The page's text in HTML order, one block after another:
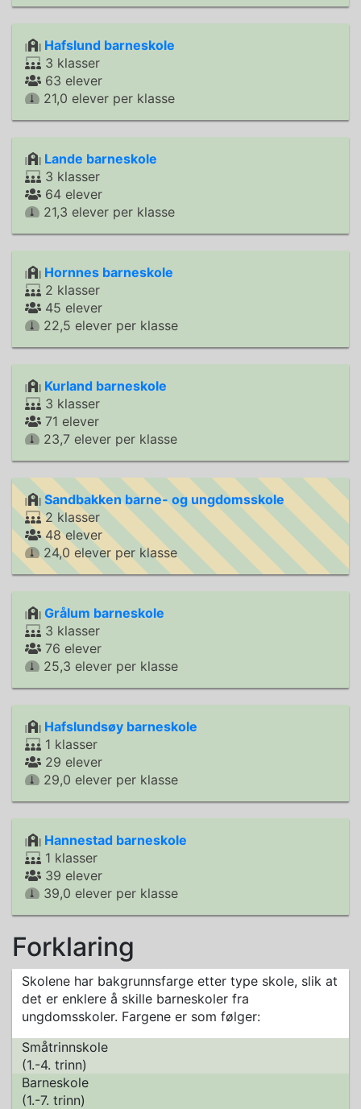
Hafslund barneskole
3 klasser
63 elever
21,0 elever per klasse
Lande barneskole
3 klasser
64 elever
21,3 elever per klasse
Hornnes barneskole
2 klasser
45 elever
22,5 elever per klasse
Kurland barneskole
3 klasser
71 elever
23,7 elever per klasse
Sandbakken barne- og ungdomsskole
2 klasser
48 elever
24,0 elever per klasse
Grålum barneskole
3 klasser
76 elever
25,3 elever per klasse
Hafslundsøy barneskole
1 klasser
29 elever
29,0 elever per klasse
Hannestad barneskole
1 klasser
39 elever
39,0 elever per klasse
Forklaring
Skolene har bakgrunnsfarge etter type skole, slik at
det er enklere å skille barneskoler fra
ungdomsskoler. Fargene er som følger:
Småtrinnskole
(1.-4. trinn)
Barneskole
(1.-7. trinn)